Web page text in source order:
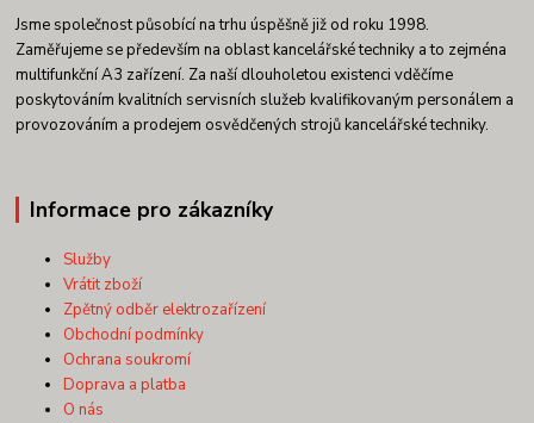
Jsme společnost působící na trhu úspěšně již od roku 1998.
Zaměřujeme se především na oblast kancelářské techniky a to zejména
multifunkční A3 zařízení. Za naší dlouholetou existenci vděčíme
poskytováním kvalitních servisních služeb kvalifikovaným personálem a
provozováním a prodejem osvědčených strojů kancelářské techniky.
Informace pro zákazníky
Služby
Vrátit zboží
Zpětný odběr elektrozařízení
Obchodní podmínky
Ochrana soukromí
Doprava a platba
O nás